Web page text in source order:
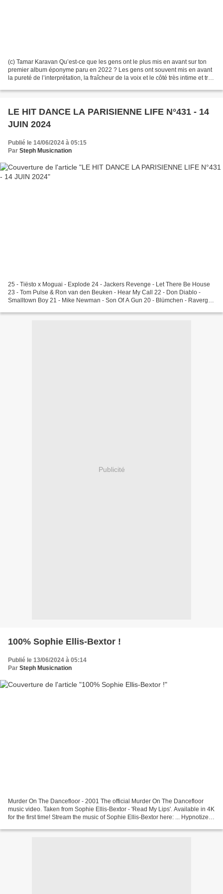
(c) Tamar Karavan Qu’est-ce que les gens ont le plus mis en avant sur ton
premier album éponyme paru en 2022 ? Les gens ont souvent mis en avant
la pureté de l’interprétation, la fraîcheur de la voix et le côté très intime et très
LE HIT DANCE LA PARISIENNE LIFE N°431 - 14
JUIN 2024
Publié le 14/06/2024 à 05:15
Par Steph Musicnation
25 - Tiësto x Moguai - Explode 24 - Jackers Revenge - Let There Be House
23 - Tom Pulse & Ron van den Beuken - Hear My Call 22 - Don Diablo -
Smalltown Boy 21 - Mike Newman - Son Of A Gun 20 - Blümchen - Ravergirl
Publicité
100% Sophie Ellis-Bextor !
Publié le 13/06/2024 à 05:14
Par Steph Musicnation
Murder On The Dancefloor - 2001 The official Murder On The Dancefloor
music video. Taken from Sophie Ellis-Bextor - 'Read My Lips'. Available in 4K
for the first time! Stream the music of Sophie Ellis-Bextor here: ... Hypnotized